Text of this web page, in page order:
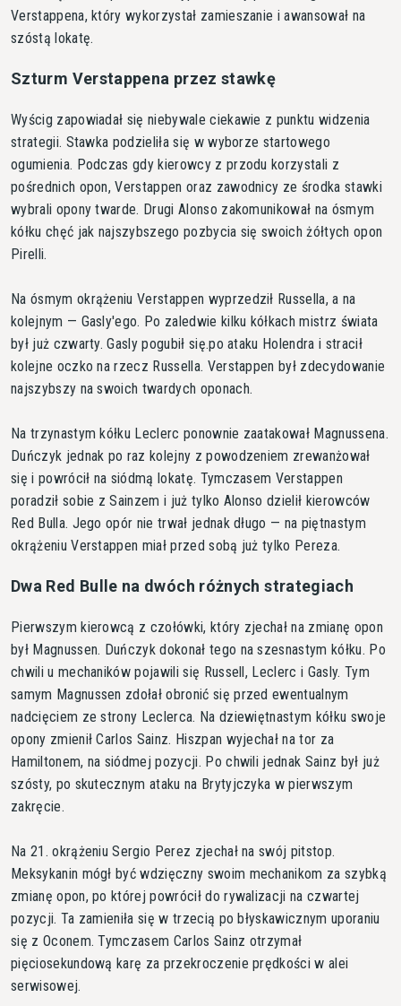
Verstappena, który wykorzystał zamieszanie i awansował na
szóstą lokatę.
Szturm Verstappena przez stawkę
Wyścig zapowiadał się niebywale ciekawie z punktu widzenia
strategii. Stawka podzieliła się w wyborze startowego
ogumienia. Podczas gdy kierowcy z przodu korzystali z
pośrednich opon, Verstappen oraz zawodnicy ze środka stawki
wybrali opony twarde. Drugi Alonso zakomunikował na ósmym
kółku chęć jak najszybszego pozbycia się swoich żółtych opon
Pirelli.
Na ósmym okrążeniu Verstappen wyprzedził Russella, a na
kolejnym — Gasly'ego. Po zaledwie kilku kółkach mistrz świata
był już czwarty. Gasly pogubił się.po ataku Holendra i stracił
kolejne oczko na rzecz Russella. Verstappen był zdecydowanie
najszybszy na swoich twardych oponach.
Na trzynastym kółku Leclerc ponownie zaatakował Magnussena.
Duńczyk jednak po raz kolejny z powodzeniem zrewanżował
się i powrócił na siódmą lokatę. Tymczasem Verstappen
poradził sobie z Sainzem i już tylko Alonso dzielił kierowców
Red Bulla. Jego opór nie trwał jednak długo — na piętnastym
okrążeniu Verstappen miał przed sobą już tylko Pereza.
Dwa Red Bulle na dwóch różnych strategiach
Pierwszym kierowcą z czołówki, który zjechał na zmianę opon
był Magnussen. Duńczyk dokonał tego na szesnastym kółku. Po
chwili u mechaników pojawili się Russell, Leclerc i Gasly. Tym
samym Magnussen zdołał obronić się przed ewentualnym
nadcięciem ze strony Leclerca. Na dziewiętnastym kółku swoje
opony zmienił Carlos Sainz. Hiszpan wyjechał na tor za
Hamiltonem, na siódmej pozycji. Po chwili jednak Sainz był już
szósty, po skutecznym ataku na Brytyjczyka w pierwszym
zakręcie.
Na 21. okrążeniu Sergio Perez zjechał na swój pitstop.
Meksykanin mógł być wdzięczny swoim mechanikom za szybką
zmianę opon, po której powrócił do rywalizacji na czwartej
pozycji. Ta zamieniła się w trzecią po błyskawicznym uporaniu
się z Oconem. Tymczasem Carlos Sainz otrzymał
pięciosekundową karę za przekroczenie prędkości w alei
serwisowej.